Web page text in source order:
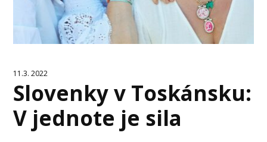
11.3. 2022
Slovenky v Toskánsku:
V jednote je sila